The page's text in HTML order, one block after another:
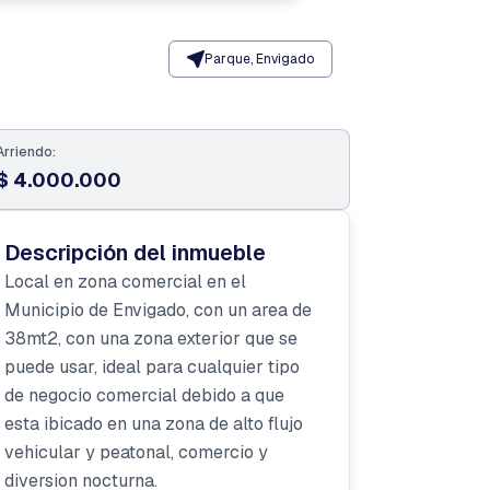
Parque, Envigado
4.000.000
Descripción del inmueble
Local en zona comercial en el
Municipio de Envigado, con un area de
38mt2, con una zona exterior que se
puede usar, ideal para cualquier tipo
de negocio comercial debido a que
esta ibicado en una zona de alto flujo
vehicular y peatonal, comercio y
diversion nocturna.